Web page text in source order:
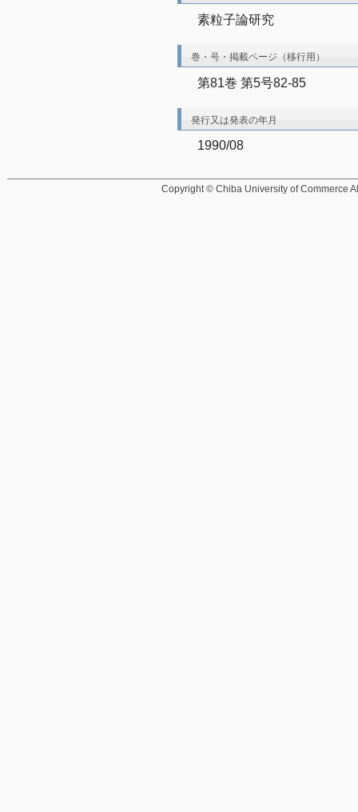
素粒子論研究
巻・号・掲載ページ（移行用）
第81巻 第5号82-85
発行又は発表の年月
1990/08